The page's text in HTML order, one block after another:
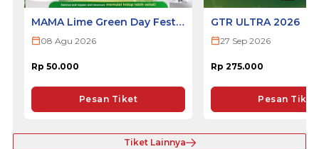
MAMA Lime Green Day Fest
2026 - SURABAYA
08 Agu 2026
Rp 50.000
Pesan Tiket
GTR ULTRA 2026
27 Sep 2026
Rp 275.000
Pesan Tiket
Tiket Lainnya